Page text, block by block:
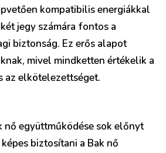
kompatibilis energiákkal
jegy számára fontos a
biztonság. Ez erős alapot
mivel mindketten értékelik a
az elkötelezettséget.
nő együttműködése sok előnyt
biztosítani a Bak nő